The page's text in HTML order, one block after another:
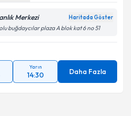
Merkezi Haritada Göster
buğdaycılar plaza A blok kat 6 no 51
Yarın
14:30 Daha Fazla